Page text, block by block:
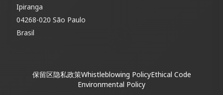
Ipiranga
04268-020 São Paulo
Brasil
保留区隐私政策Whistleblowing PolicyEthical Code
Environmental Policy